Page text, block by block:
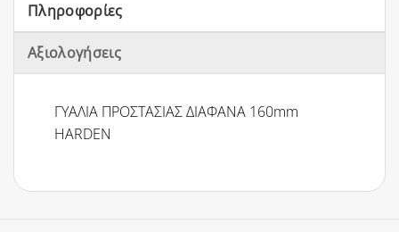
Πληροφορίες
Αξιολογήσεις
ΓΥΑΛΙΑ ΠΡΟΣΤΑΣΙΑΣ ΔΙΑΦΑΝΑ 160mm
HARDEN